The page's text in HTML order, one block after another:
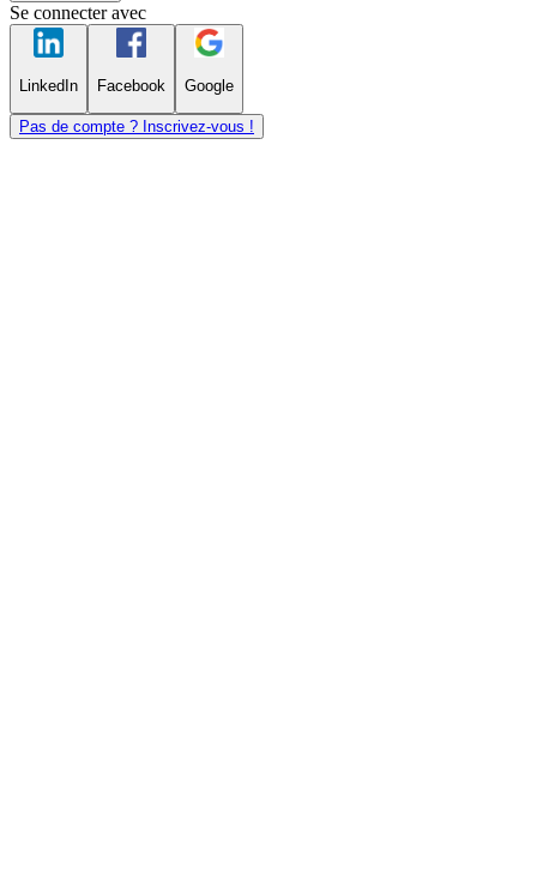
Se connecter avec
LinkedIn Facebook Google
Pas de compte ? Inscrivez-vous !